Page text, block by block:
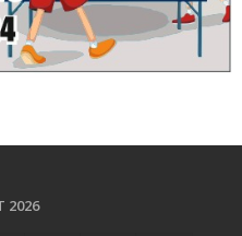
2026